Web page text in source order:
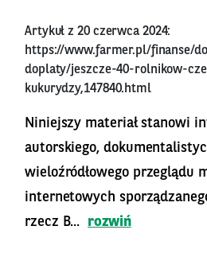
Artykuł z 20 czerwca 2024:
https://www.farmer.pl/finanse/
doplaty/jeszcze-40-rolnikow-
kukurydzy,147840.html
Niniejszy materiał stanowi
autorskiego,
wieloźródłowego przeglądu
internetowych
rzecz B...
rozwiń